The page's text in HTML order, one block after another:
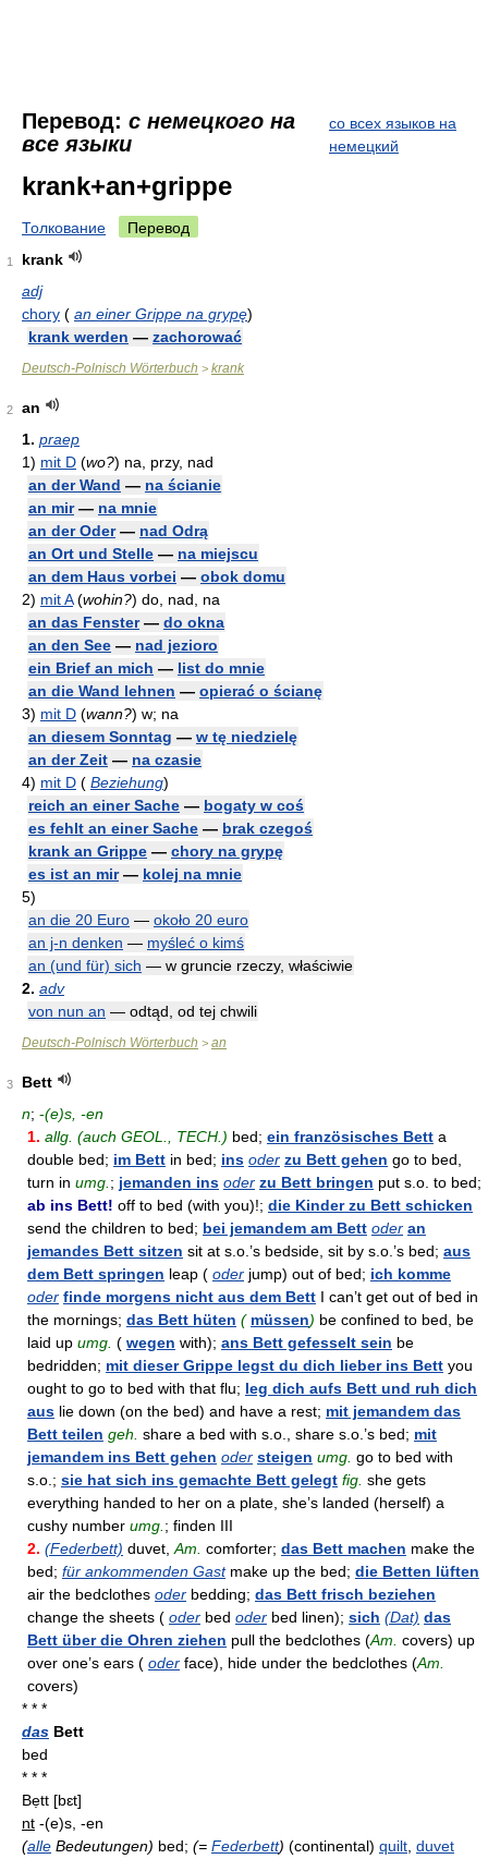
Перевод: с немецкого на
все языки
со всех языков на
немецкий
krank+an+grippe
Толкование Перевод
1
krank
adj
chory ( an einer Grippe na grypę)
krank werden — zachorować
Deutsch-Polnisch Wörterbuch > krank
2
an
1. praep
1) mit D (wo?) na, przy, nad
an der Wand — na ścianie
an mir— na mnie
an der Oder— nad Odrą
an Ort und Stelle — na miejscu
an dem Haus vorbei — obok domu
2) mit A (wohin?) do, nad, na
an das Fenster— do okna
an den See — nad jezioro
ein Brief an mich — list do mnie
an die Wand lehnen — opierać o ścianę
3) mit D (wann?) w; na
an diesem Sonntag — w tę niedzielę
an der Zeit — na czasie
4) mit D ( Beziehung)
reich an einer Sache — bogaty w coś
es fehlt an einer Sache — brak czegoś
krank an Grippe — chory na grypę
es ist an mir— kolej na mnie
5)
an die 20 Euro — około 20 euro
an j-n denken — myśleć o kimś
an (und für) sich — w gruncie rzeczy, właściwie
2. adv
von nun an — odtąd, od tej chwili
Deutsch-Polnisch Wörterbuch > an
3
Bett
n; -(e)s, -en
1. allg. (auch GEOL., TECH.) bed; ein französisches Bett a
double bed; im Bett in bed; ins oder zu Bett gehen go to bed,
turn in umg. ; jemanden ins oder zu Bett bringen put s.o. to bed;
ab ins Bett! off to bed (with you)!; die Kinder zu Bett schicken
send the children to bed; bei jemandem am Bett oder an
jemandes Bett sitzen sit at s.o.’s bedside, sit by s.o.’s bed; aus
dem Bett springen leap ( oder jump) out of bed; ich komme
oder finde morgens nicht aus dem Bett I can’t get out of bed in
the mornings; das Bett hüten ( müssen) be confined to bed, be
laid up umg. ( wegen with); ans Bett gefesselt sein be
bedridden; mit dieser Grippe legst du dich lieber ins Bett you
ought to go to bed with that flu; leg dich aufs Bett und ruh dich
aus lie down (on the bed) and have a rest; mit jemandem das
Bett teilen geh. share a bed with s.o., share s.o.’s bed; mit
jemandem ins Bett gehen oder steigen umg. go to bed with
s.o.; sie hat sich ins gemachte Bett gelegt fig. she gets
everything handed to her on a plate, she’s landed (herself) a
cushy number umg. ; finden III
2. (Federbett) duvet, Am. comforter; das Bett machen make the
bed; für ankommenden Gastmake up the bed; die Betten lüften
air the bedclothes oder bedding; das Bett frisch beziehen
change the sheets ( oder bed oder bed linen); sich (Dat) das
Bett über die Ohren ziehen pull the bedclothes (Am. covers) up
over one’s ears ( oder face), hide under the bedclothes (Am.
covers)
* * *
das Bett
bed
* * *
Bẹtt [bɛt]
nt -(e)s, -en
(alle Bedeutungen) bed; (= Federbett) (continental) quilt duvet